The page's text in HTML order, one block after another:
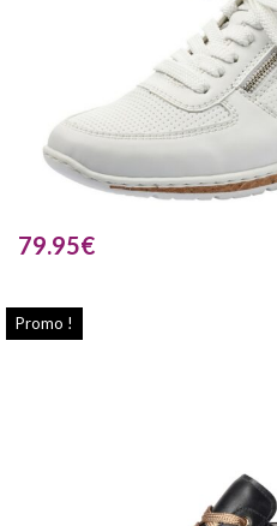
79.95€
Promo !